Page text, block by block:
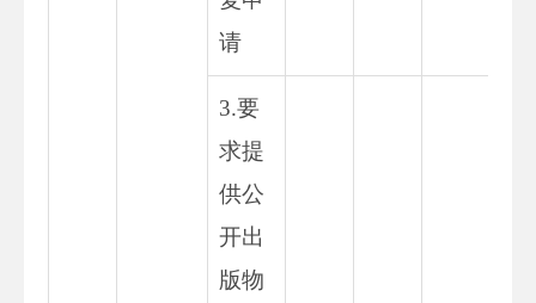
请
3.要
求提
供公
开出
版物